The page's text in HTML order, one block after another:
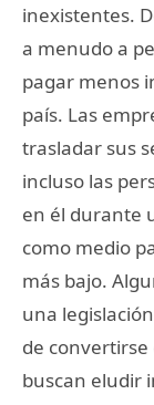
inexistentes.
a menudo a
pagar menos
país. Las
trasladar sus
incluso las
en él durante
como medio
más bajo.
una
de
buscan eludir